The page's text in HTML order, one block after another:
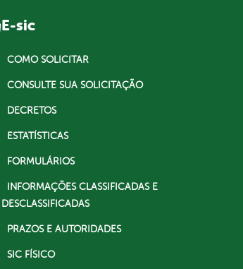
E-sic
COMO SOLICITAR
CONSULTE SUA SOLICITAÇÃO
DECRETOS
ESTATÍSTICAS
FORMULÁRIOS
INFORMAÇÕES CLASSIFICADAS E
DESCLASSIFICADAS
PRAZOS E AUTORIDADES
SIC FÍSICO